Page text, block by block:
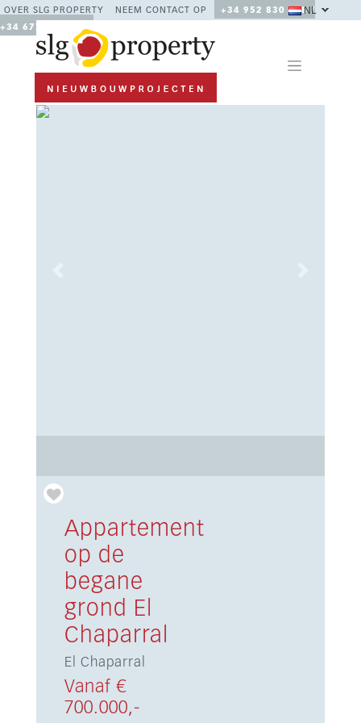
OVER SLG PROPERTY NEEM CONTACT OP
+34 952 830 378 /
+34 677 670 480
NL
Appartement
op de
begane
grond El
Chaparral
El Chaparral
Vanaf €
700.000,-